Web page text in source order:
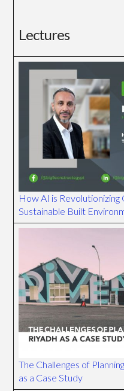
Lectures
How AI is Revolutionizing
Sustainable Built
The Challenges of
as a Case Study